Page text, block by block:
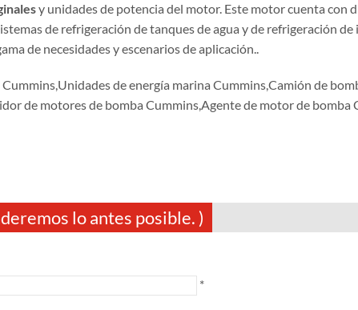
y unidades de potencia del motor. Este motor cuenta con
de refrigeración de tanques de agua y de refrigeración
de necesidades y escenarios de aplicación..
de energía marina Cummins,Camión de
de motores de bomba Cummins,Agente de motor de bomba
lo antes posible. )
*